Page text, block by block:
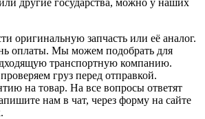
другие государства, можно у наших
оригинальную запчасть или её аналог.
оплаты. Мы можем подобрать для
транспортную компанию.
груз перед отправкой.
на товар. На все вопросы ответят
нам в чат, через форму на сайте